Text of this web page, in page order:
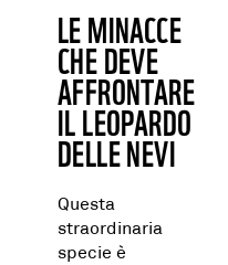
LE MINACCE
CHE DEVE
AFFRONTARE
IL LEOPARDO
DELLE NEVI
Questa
straordinaria
specie è